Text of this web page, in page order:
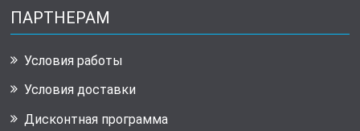
ПАРТНЕРАМ
Условия работы
Условия доставки
Дисконтная программа